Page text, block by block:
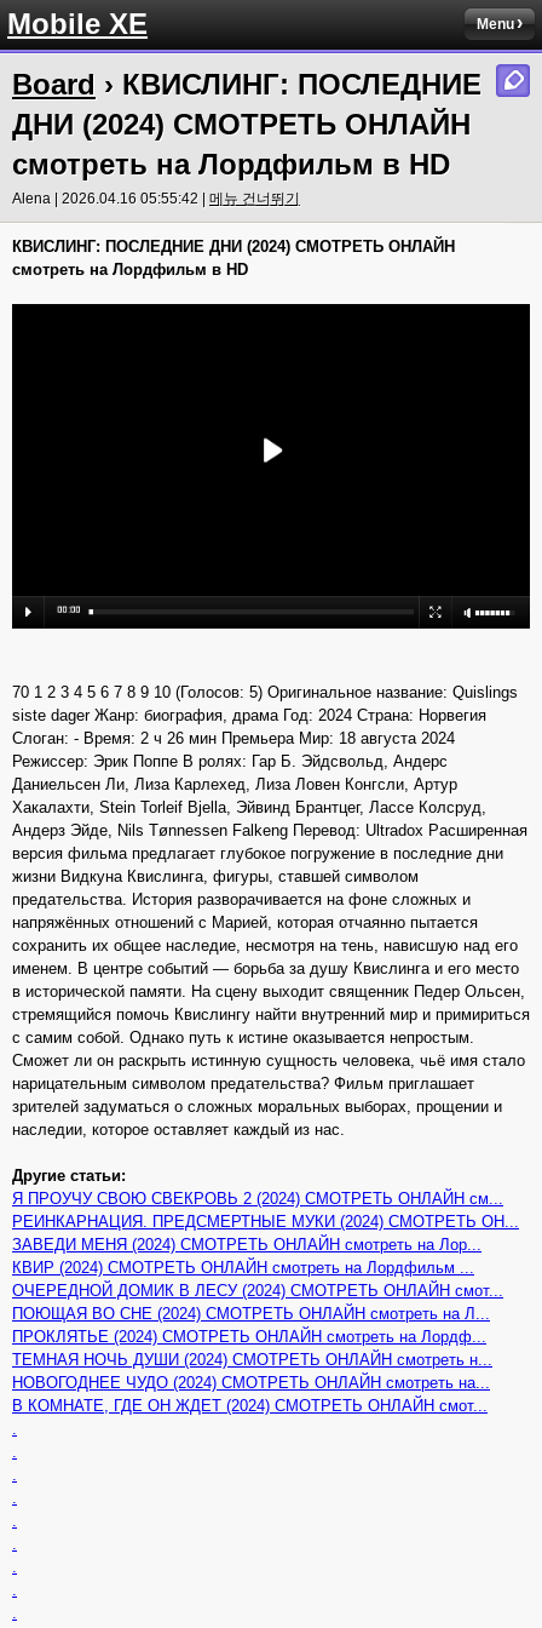
Mobile XE Menu
Board › КВИСЛИНГ: ПОСЛЕДНИЕ
ДНИ (2024) СМОТРЕТЬ ОНЛАЙН
смотреть на Лордфильм в HD
Alena | 2026.04.16 05:55:42 | 메뉴 건너뛰기
КВИСЛИНГ: ПОСЛЕДНИЕ ДНИ (2024) СМОТРЕТЬ ОНЛАЙН
смотреть на Лордфильм в HD
70 1 2 3 4 5 6 7 8 9 10 (Голосов: 5) Оригинальное название: Quislings
siste dager Жанр: биография, драма Год: 2024 Страна: Норвегия
Слоган: - Время: 2 ч 26 мин Премьера Мир: 18 августа 2024
Режиссер: Эрик Поппе В ролях: Гар Б. Эйдсвольд, Андерс
Даниельсен Ли, Лиза Карлехед, Лиза Ловен Конгсли, Артур
Хакалахти, Stein Torleif Bjella, Эйвинд Брантцег, Лассе Колсруд,
Андерз Эйде, Nils Tønnessen Falkeng Перевод: Ultradox Расширенная
версия фильма предлагает глубокое погружение в последние дни
жизни Видкуна Квислинга, фигуры, ставшей символом
предательства. История разворачивается на фоне сложных и
напряжённых отношений с Марией, которая отчаянно пытается
сохранить их общее наследие, несмотря на тень, нависшую над его
именем. В центре событий — борьба за душу Квислинга и его место
в исторической памяти. На сцену выходит священник Педер Ольсен,
стремящийся помочь Квислингу найти внутренний мир и примириться
с самим собой. Однако путь к истине оказывается непростым.
Сможет ли он раскрыть истинную сущность человека, чьё имя стало
нарицательным символом предательства? Фильм приглашает
зрителей задуматься о сложных моральных выборах, прощении и
наследии, которое оставляет каждый из нас.
Другие статьи:
Я ПРОУЧУ СВОЮ СВЕКРОВЬ 2 (2024) СМОТРЕТЬ ОНЛАЙН см...
РЕИНКАРНАЦИЯ. ПРЕДСМЕРТНЫЕ МУКИ (2024) СМОТРЕТЬ ОН...
ЗАВЕДИ МЕНЯ (2024) СМОТРЕТЬ ОНЛАЙН смотреть на Лор...
КВИР (2024) СМОТРЕТЬ ОНЛАЙН смотреть на Лордфильм ...
ОЧЕРЕДНОЙ ДОМИК В ЛЕСУ (2024) СМОТРЕТЬ ОНЛАЙН смот...
ПОЮЩАЯ ВО СНЕ (2024) СМОТРЕТЬ ОНЛАЙН смотреть на Л...
ПРОКЛЯТЬЕ (2024) СМОТРЕТЬ ОНЛАЙН смотреть на Лордф...
ТЕМНАЯ НОЧЬ ДУШИ (2024) СМОТРЕТЬ ОНЛАЙН смотреть н...
НОВОГОДНЕЕ ЧУДО (2024) СМОТРЕТЬ ОНЛАЙН смотреть на...
В КОМНАТЕ, ГДЕ ОН ЖДЕТ (2024) СМОТРЕТЬ ОНЛАЙН смот...